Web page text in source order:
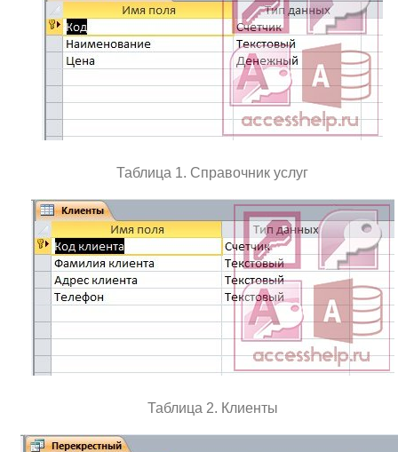
Таблица 1. Справочник услуг
Таблица 2. Клиенты